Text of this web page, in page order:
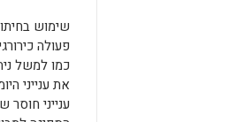
שימוש
פעולה
כמו למשל
את ענייני
ענייני